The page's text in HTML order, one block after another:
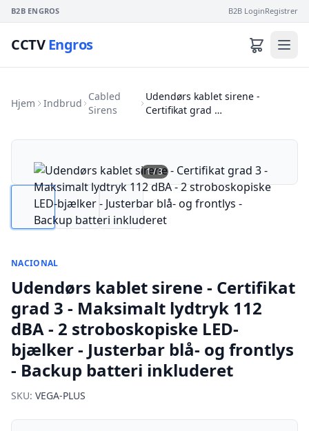
B2B ENGROS B2B LoginRegistrer
CCTVEngros
Hjem Indbrud
Cabled
Sirens
Udendørs kablet sirene -
Certifikat grad …
1/3
NACIONAL
Udendørs kablet sirene - Certifikat
grad 3 - Maksimalt lydtryk 112
dBA - 2 stroboskopiske LED-
bjælker - Justerbar blå- og frontlys
- Backup batteri inkluderet
SKU: VEGA-PLUS